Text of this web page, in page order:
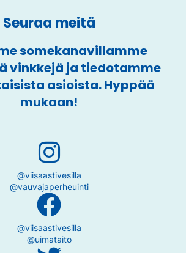
Seuraa meitä
somekanavillamme
vinkkejä ja tiedotamme
asioista. Hyppää
mukaan!
@viisaastivesilla
@vauvajaperheuinti
@viisaastivesilla
@uimataito